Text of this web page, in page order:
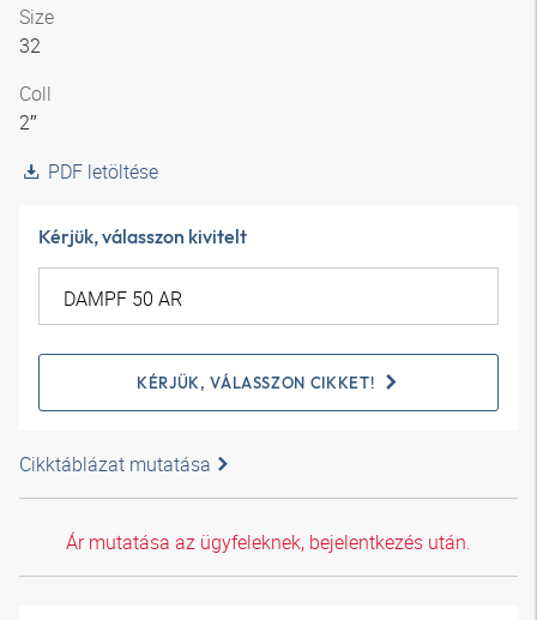
Size
32
Coll
2″
PDF letöltése
Kérjük, válasszon kivitelt
KÉRJÜK, VÁLASSZON CIKKET!
Cikktáblázat mutatása
Ár mutatása az ügyfeleknek, bejelentkezés után.